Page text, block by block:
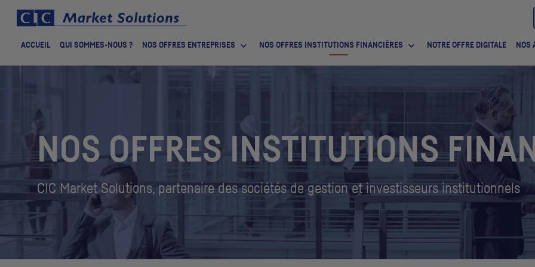
ACCUEIL QUI SOMMES-NOUS ? NOS OFFRES ENTREPRISES NOS OFFRES INSTITUTIONS FINANCIÈRES NOTRE OFFRE DIGITALE NOS
NOS OFFRES INSTITUTIONS
CIC Market Solutions, partenaire des sociétés de gestion et investisseurs institutionnels